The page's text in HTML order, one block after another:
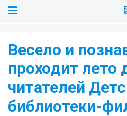
Весело и
проходит лето
читателей
библиотеки-